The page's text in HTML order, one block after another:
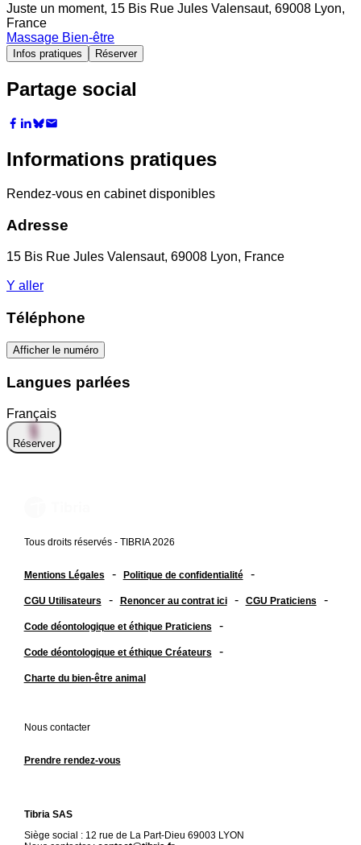
Juste un moment, 15 Bis Rue Jules Valensaut, 69008 Lyon,
France
Massage Bien-être
Infos pratiques Réserver
Partage social
Informations pratiques
Rendez-vous en cabinet disponibles
Adresse
15 Bis Rue Jules Valensaut, 69008 Lyon, France
Y aller
Téléphone
Afficher le numéro
Langues parlées
Français
Réserver
Tous droits réservés - TIBRIA 2026
Mentions Légales - Politique de confidentialité -
CGU Utilisateurs - Renoncer au contrat ici - CGU Praticiens -
Code déontologique et éthique Praticiens -
Code déontologique et éthique Créateurs -
Charte du bien-être animal
Nous contacter
Prendre rendez-vous
Tibria SAS
Siège social : 12 rue de La Part-Dieu 69003 LYON